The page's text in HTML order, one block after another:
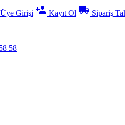
Üye Girişi person_add Kayıt Ol local_shipping Sipariş